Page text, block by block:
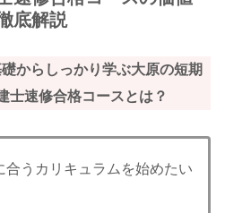
底解説
からしっかり学ぶ大原の短期
士速修合格コースとは？
合うカリキュラムを始めたい